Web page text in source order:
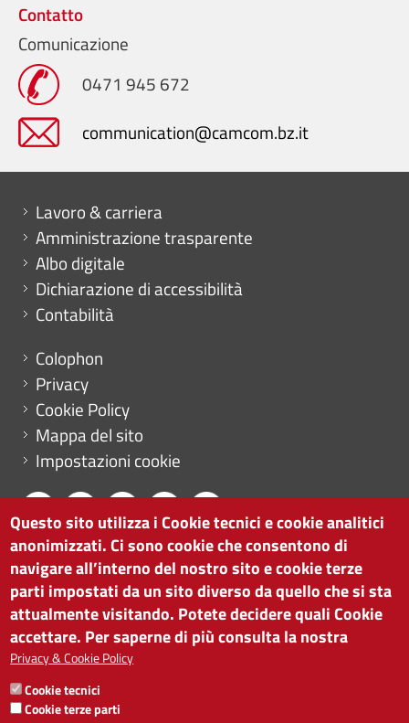
Contatto
Comunicazione
0471 945 672
communication@camcom.bz.it
Mini menu di servizio
Lavoro & carriera
Amministrazione trasparente
Albo digitale
Dichiarazione di accessibilità
Contabilità
Menu footer
Colophon
Privacy
Cookie Policy
Mappa del sito
Impostazioni cookie
CAMERA DI COMMERCIO DI BOLZANO
via Alto Adige 60 | I-39100 Bolzano
tel. 0471 945 511 |info@camcom.bz.it
Partita IVA: 00376420212
ISTITUTO PER LA PROMOZIONE DELLO
SVILUPPO ECONOMICO
Partita IVA: 01716880214
Questo sito utilizza i Cookie tecnici e cookie analitici
anonimizzati. Ci sono cookie che consentono di
navigare all’interno del nostro sito e cookie terze
parti impostati da un sito diverso da quello che si sta
attualmente visitando. Potete decidere quali Cookie
accettare. Per saperne di più consulta la nostra
Privacy & Cookie Policy
Cookie tecnici
Cookie terze parti